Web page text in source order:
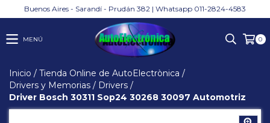
Buenos Aires - Sarandí - Prudán 382 | Whatsapp 011-2824-4583
MENÚ 0
Inicio / Tienda Online de AutoElectrònica /
Drivers y Memorias / Drivers /
Driver Bosch 30311 Sop24 30268 30097 Automotriz